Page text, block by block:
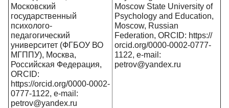
Московский
государственный
психолого-
педагогический
университет (ФГБОУ ВО
МГППУ), Москва,
Российская Федерация,
ORCID:
https://orcid.org/0000-0002-
0777-1122, e-mail :
petrov@yandex.ru
Moscow State University of
Psychology and Education,
Moscow, Russian
Federation, ORCID: https://
orcid.org/0000-0002-0777-
1122, e-mail:
petrov@yandex.ru